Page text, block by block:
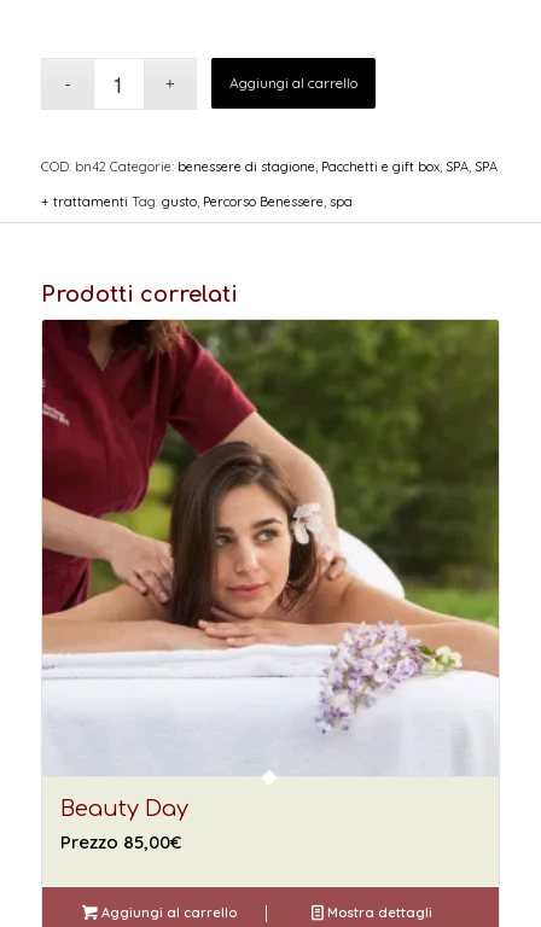
Aggiungi al carrello
COD: bn42 Categorie: benessere di stagione, Pacchetti e gift box, SPA, SPA
+ trattamenti Tag: gusto, Percorso Benessere, spa
Prodotti correlati
Beauty Day
Prezzo 85,00€
Aggiungi al carrello Mostra dettagli